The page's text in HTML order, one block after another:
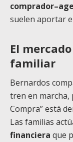
suelen aportar
El
familiar
Bernardos
tren en marcha,
Compra” está
Las familias
financiera que